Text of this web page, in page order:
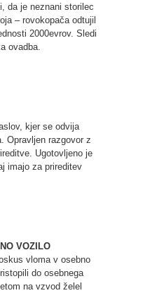
da je neznani storilec
– rovokopača odtujil
2000evrov. Sledi
ovadba.
kjer se odvija
Opravljen razgovor z
Ugotovljeno je
imajo za prireditev
VOZILO
vloma v osebno
do osebnega
na vzvod želel